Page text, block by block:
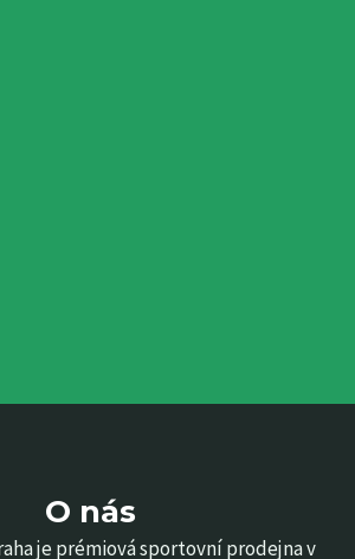
O nás
je prémiová sportovní prodejna v